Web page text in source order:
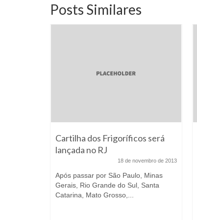
Posts Similares
Cartilha dos Frigoríficos será
lançada no RJ
18 de novembro de 2013
Após passar por São Paulo, Minas
Gerais, Rio Grande do Sul, Santa
Catarina, Mato Grosso,...